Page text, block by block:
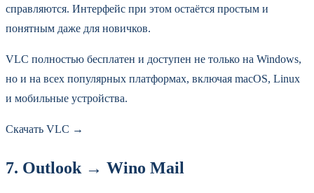
справляются. Интерфейс при этом остаётся простым и
понятным даже для новичков.
VLC полностью бесплатен и доступен не только на Windows,
но и на всех популярных платформах, включая macOS, Linux
и мобильные устройства.
Скачать VLC →
7. Outlook → Wino Mail